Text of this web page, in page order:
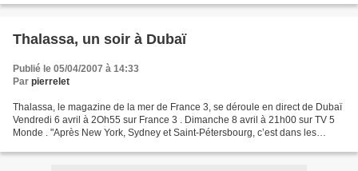
Thalassa, un soir à Dubaï
Publié le 05/04/2007 à 14:33
Par pierrelet
Thalassa, le magazine de la mer de France 3, se déroule en direct de Dubaï
Vendredi 6 avril à 2Oh55 sur France 3 . Dimanche 8 avril à 21h00 sur TV 5
Monde . "Après New York, Sydney et Saint-Pétersbourg, c’est dans les